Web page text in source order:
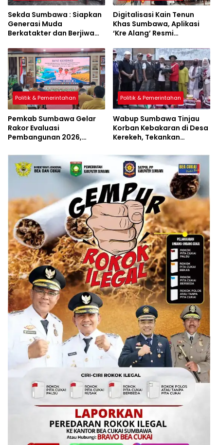
Sekda Sumbawa : Siapkan
Generasi Muda
Berkatakter dan Berjiwa
Digitalisasi Kain Tenun
Khas Sumbawa, Aplikasi
‘Kre Alang’ Resmi
Politik & Pemerintahan
Pemkab Sumbawa Gelar
Rakor Evaluasi
Pembangunan 2026,
Perubahan Resmi
Diluncurkan
Politik & Pemerintahan
Wabup Sumbawa Tinjau
Korban Kebakaran di Desa
Kerekeh, Tekankan